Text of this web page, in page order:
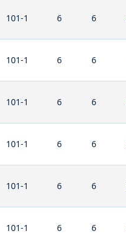
101-1 6 6
101-1 6 6
101-1 6 6
101-1 6 6
101-1 6 6
101-1 6 6